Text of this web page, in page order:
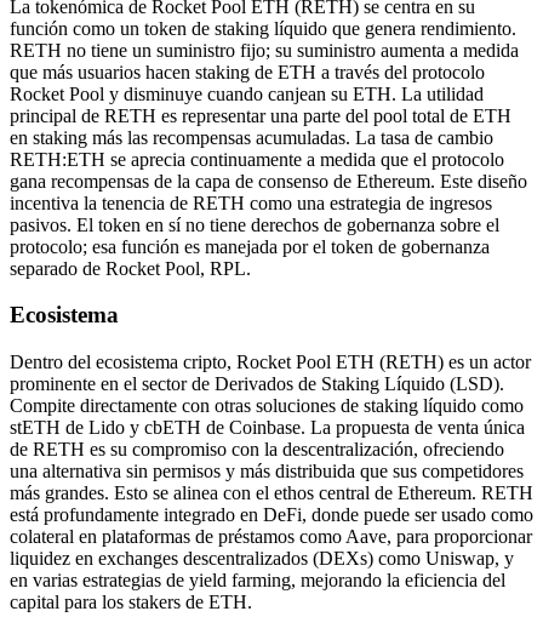
La tokenómica de Rocket Pool ETH (RETH) se centra en su
función como un token de staking líquido que genera rendimiento.
RETH no tiene un suministro fijo; su suministro aumenta a medida
que más usuarios hacen staking de ETH a través del protocolo
Rocket Pool y disminuye cuando canjean su ETH. La utilidad
principal de RETH es representar una parte del pool total de ETH
en staking más las recompensas acumuladas. La tasa de cambio
RETH:ETH se aprecia continuamente a medida que el protocolo
gana recompensas de la capa de consenso de Ethereum. Este diseño
incentiva la tenencia de RETH como una estrategia de ingresos
pasivos. El token en sí no tiene derechos de gobernanza sobre el
protocolo; esa función es manejada por el token de gobernanza
separado de Rocket Pool, RPL.
Ecosistema
Dentro del ecosistema cripto, Rocket Pool ETH (RETH) es un actor
prominente en el sector de Derivados de Staking Líquido (LSD).
Compite directamente con otras soluciones de staking líquido como
stETH de Lido y cbETH de Coinbase. La propuesta de venta única
de RETH es su compromiso con la descentralización, ofreciendo
una alternativa sin permisos y más distribuida que sus competidores
más grandes. Esto se alinea con el ethos central de Ethereum. RETH
está profundamente integrado en DeFi, donde puede ser usado como
colateral en plataformas de préstamos como Aave, para proporcionar
liquidez en exchanges descentralizados (DEXs) como Uniswap, y
en varias estrategias de yield farming, mejorando la eficiencia del
capital para los stakers de ETH.